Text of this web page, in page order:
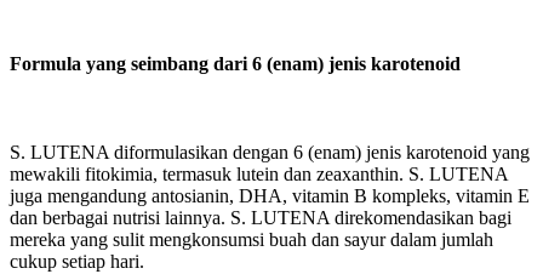
Formula yang seimbang dari 6 (enam) jenis karotenoid
S. LUTENA diformulasikan dengan 6 (enam) jenis karotenoid yang
mewakili fitokimia, termasuk lutein dan zeaxanthin. S. LUTENA
juga mengandung antosianin, DHA, vitamin B kompleks, vitamin E
dan berbagai nutrisi lainnya. S. LUTENA direkomendasikan bagi
mereka yang sulit mengkonsumsi buah dan sayur dalam jumlah
cukup setiap hari.